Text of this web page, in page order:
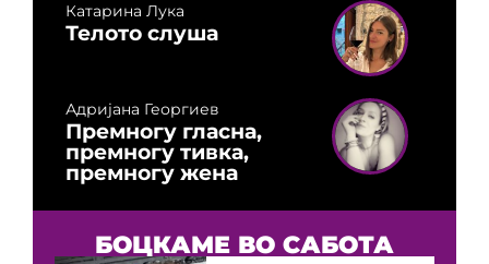
Катарина Лука
Телото слуша
Адријана Георгиев
Премногу гласна,
премногу тивка,
премногу жена
БОЦКАМЕ ВО САБОТА